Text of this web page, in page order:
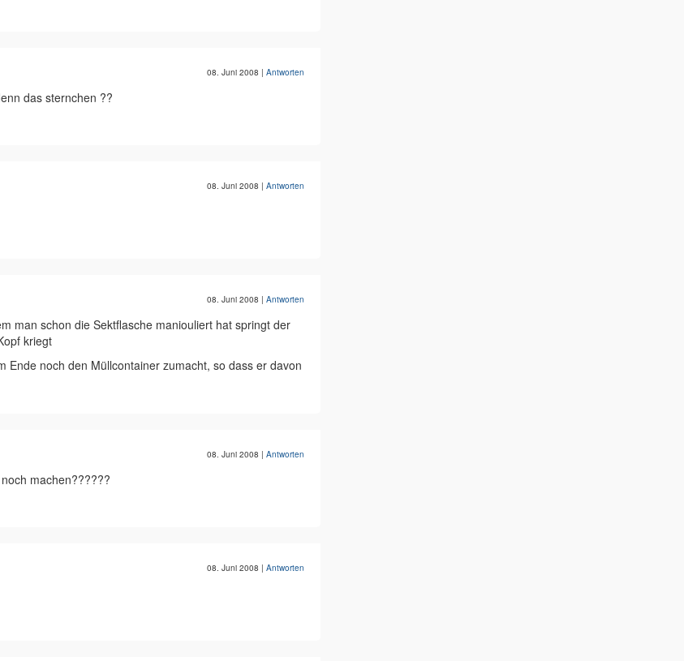
08. Juni 2008 | Antworten
das sternchen ??
08. Juni 2008 | Antworten
08. Juni 2008 | Antworten
man schon die Sektflasche maniouliert hat springt der
kriegt
Ende noch den Müllcontainer zumacht, so dass er davon
08. Juni 2008 | Antworten
machen??????
08. Juni 2008 | Antworten